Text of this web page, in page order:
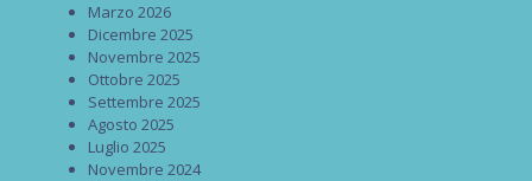
Marzo 2026
Dicembre 2025
Novembre 2025
Ottobre 2025
Settembre 2025
Agosto 2025
Luglio 2025
Novembre 2024